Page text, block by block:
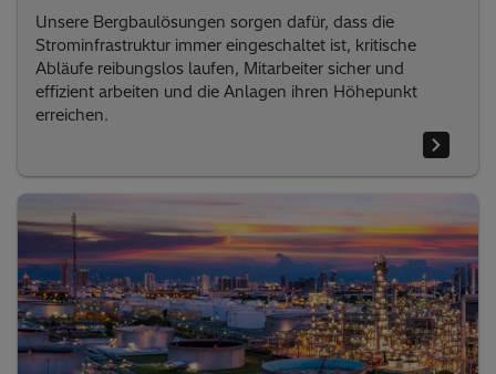
Unsere Bergbaulösungen sorgen dafür, dass die
Strominfrastruktur immer eingeschaltet ist, kritische
Abläufe reibungslos laufen, Mitarbeiter sicher und
effizient arbeiten und die Anlagen ihren Höhepunkt
erreichen.